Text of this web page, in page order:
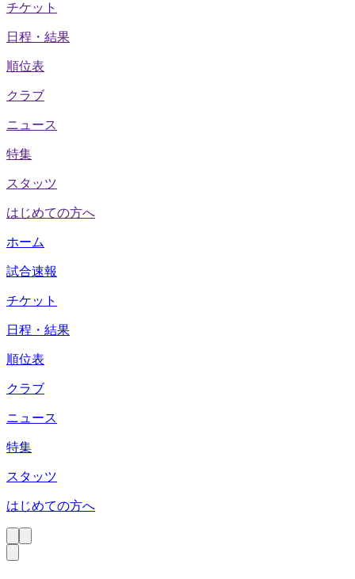
チケット
日程・結果
順位表
クラブ
ニュース
特集
スタッツ
はじめての方へ
ホーム
試合速報
チケット
日程・結果
順位表
クラブ
ニュース
特集
スタッツ
はじめての方へ